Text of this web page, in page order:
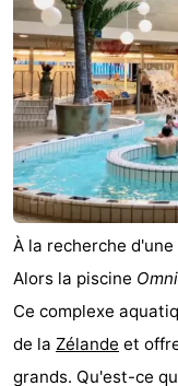
À la recherche
Alors la piscine
Ce complexe
de la Zélande et
grands. Qu'est-ce